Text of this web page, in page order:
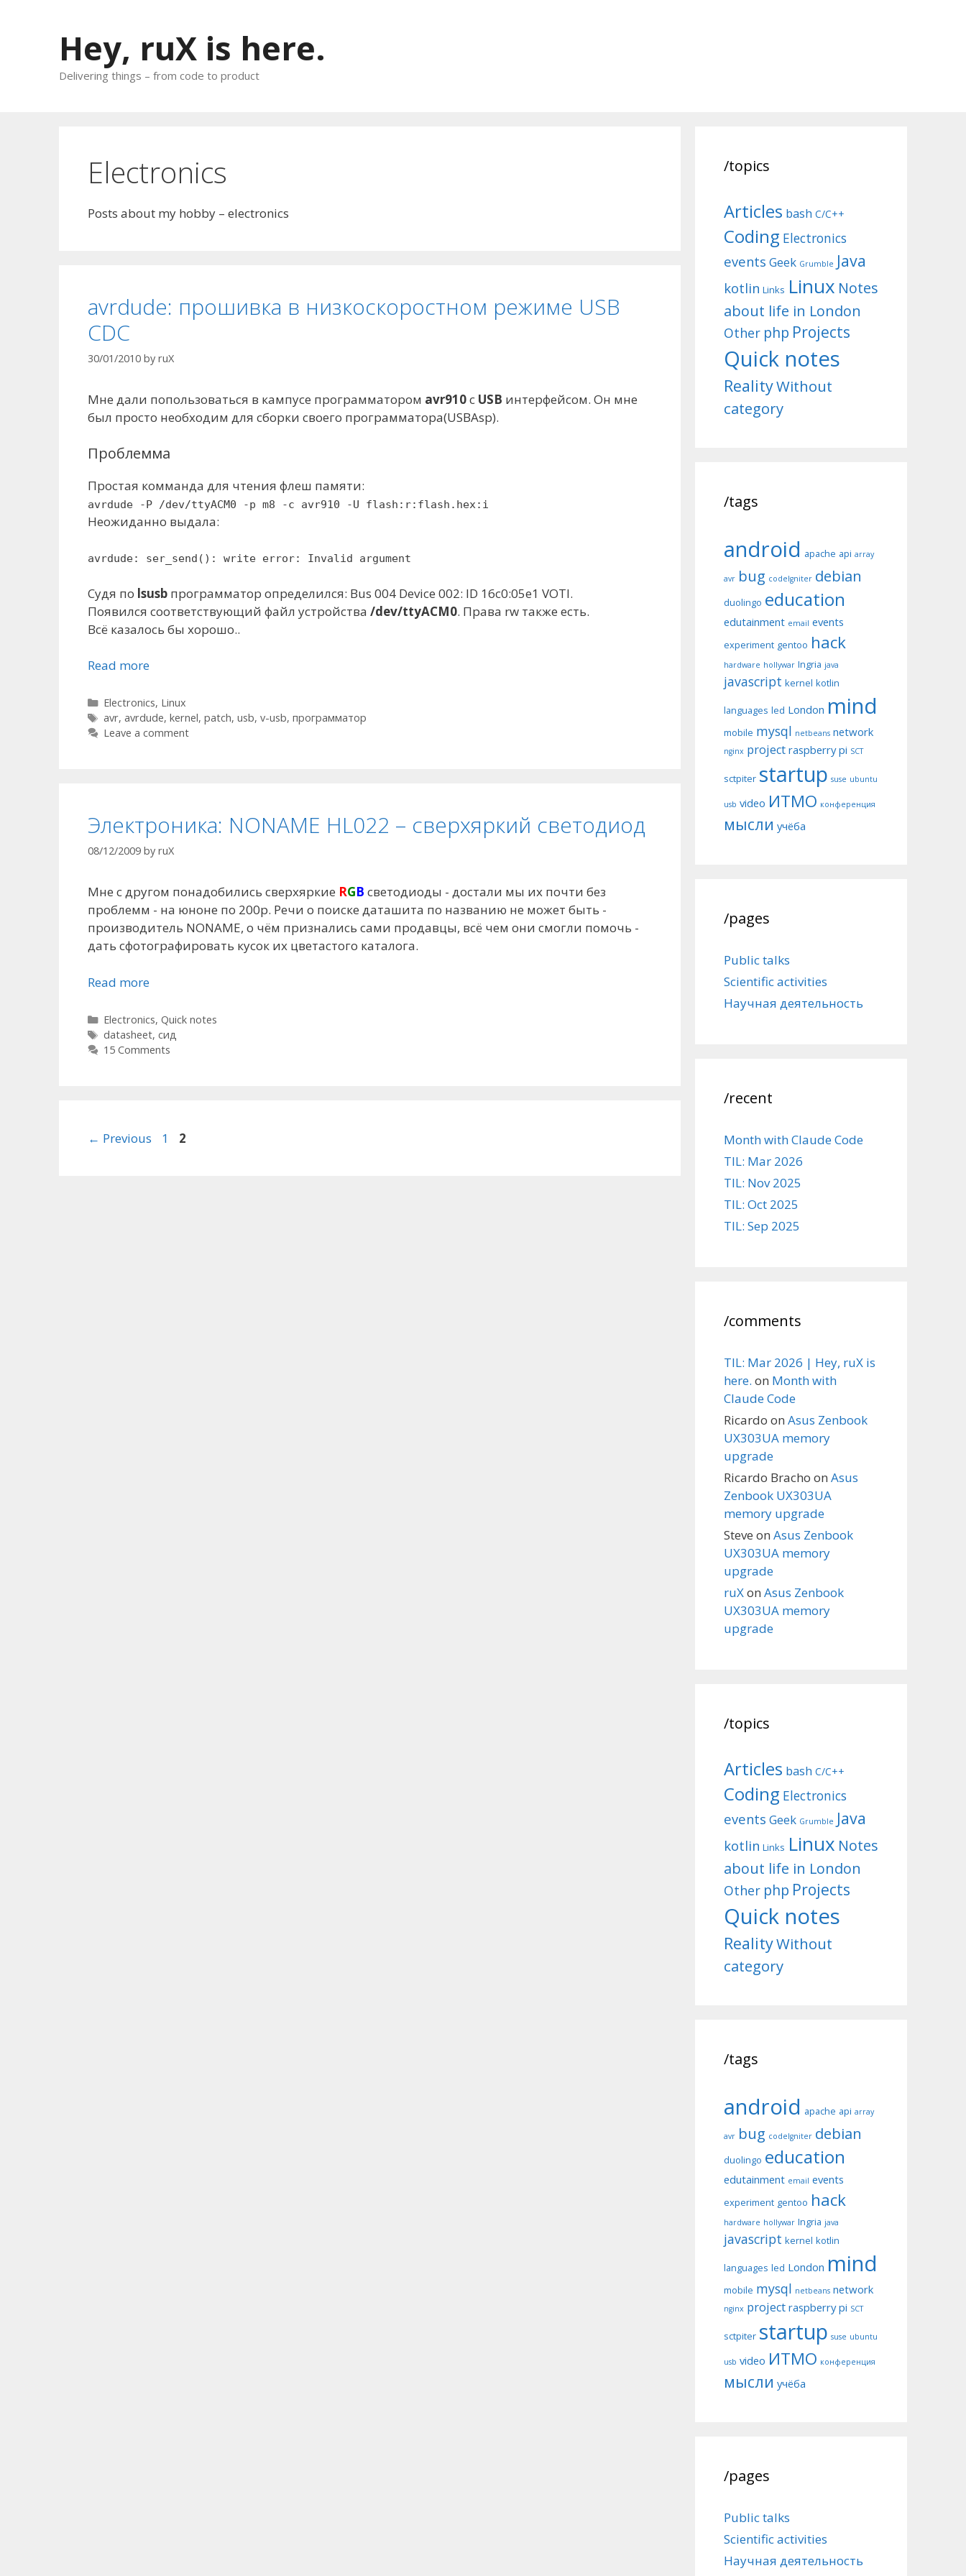
Hey, ruX is here.
Delivering things – from code to product
Electronics
Posts about my hobby – electronics
avrdude: прошивка в низкоскоростном режиме USB
CDC
30/01/2010 by ruX
Мне дали попользоваться в кампусе программатором avr910с USB интерфейсом. Он мне
был просто необходим для сборки своего программатора(USBAsp).
Проблемма
Простая комманда для чтения флеш памяти:
avrdude -P /dev/ttyACM0 -p m8 -c avr910 -U flash:r:flash.hex:i
Неожиданно выдала:
avrdude: ser_send(): write error: Invalid argument
Cудя по lsusb программатор определился: Bus 004 Device 002: ID 16c0:05e1 VOTI.
Появился соответствующий файл устройства /dev/ttyACM0. Права rw также есть.
Всё казалось бы хорошо..
Read more
Categories
Electronics, Linux
Tags
avr, avrdude, kernel, patch, usb, v-usb, программатор
Leave a comment
Электроника: NONAME HL022 – сверхяркий светодиод
08/12/2009 by ruX
Мне с другом понадобились сверхяркие RGB светодиоды - достали мы их почти без
проблемм - на юноне по 200р. Речи о поиске даташита по названию не может быть -
производитель NONAME, о чём признались сами продавцы, всё чем они смогли помочь -
дать сфотографировать кусок их цветастого каталога.
Read more
Categories
Electronics, Quick notes
Tags
datasheet, сид
15 Comments
Post
← Previous Page
1 Page
2
/topics
Articles bash C/C++
Coding Electronics
events Geek Grumble Java
kotlin Links Linux Notes
about life in London
Other php Projects
Quick notes
RealityWithout
category
/tags
android apache api array
avr bug codeIgniter debian
duolingo education
edutainment email events
experiment gentoo hack
hardware hollywar Ingria java
javascript kernel kotlin
languages led London mind
mobile mysql netbeans network
nginx project raspberry pi SCT
sctpiter startup suse ubuntu
usb video ИТМО конференция
мысли учёба
/pages
Public talks
Scientific activities
Научная деятельность
/recent
Month with Claude Code
TIL: Mar 2026
TIL: Nov 2025
TIL: Oct 2025
TIL: Sep 2025
/comments
TIL: Mar 2026 | Hey, ruX is
here. on Month with
Claude Code
Ricardo on Asus Zenbook
UX303UA memory
upgrade
Ricardo Bracho on Asus
Zenbook UX303UA
memory upgrade
Steve on Asus Zenbook
UX303UA memory
upgrade
ruXon Asus Zenbook
UX303UA memory
upgrade
/topics
Articles bash C/C++
Coding Electronics
events Geek Grumble Java
kotlin Links Linux Notes
about life in London
Other php Projects
Quick notes
RealityWithout
category
/tags
android apache api array
avr bug codeIgniter debian
duolingo education
edutainment email events
experiment gentoo hack
hardware hollywar Ingria java
javascript kernel kotlin
languages led London mind
mobile mysql netbeans network
nginx project raspberry pi SCT
sctpiter startup suse ubuntu
usb video ИТМО конференция
мысли учёба
/pages
Public talks
Scientific activities
Научная деятельность